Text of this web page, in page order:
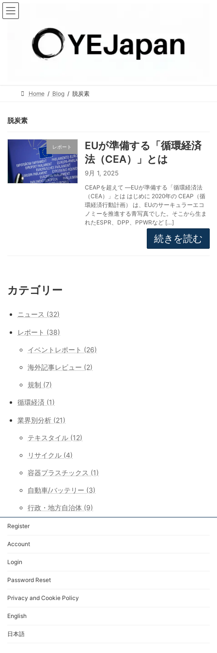
コ
ン
ナ
ビ
Home Blog 脱炭素
脱炭素
レポート
EUが準備する「循環経済
法（CEA）」とは
9月 1, 2025
CEAPを超えて ―EUが準備する「循環経済法
（CEA）」とは はじめに 2020年の CEAP（循
環経済行動計画） は、EUのサーキュラーエコ
ノミーを推進する青写真でした。そこから生ま
れたESPR、DPP、PPWRなど […]
続きを読む
カテゴリー
ニュース (32)
レポート (38)
イベントレポート (26)
海外記事レビュー (2)
規制 (7)
循環経済 (1)
業界別分析 (21)
テキスタイル (12)
リサイクル (4)
容器プラスチックス (1)
自動車/バッテリー (3)
行政・地方自治体 (9)
Register
Account
Login
Password Reset
Privacy and Cookie Policy
English
日本語